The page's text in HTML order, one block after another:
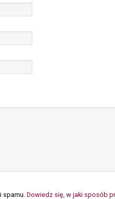
spamu. Dowiedz się, w jaki sposób